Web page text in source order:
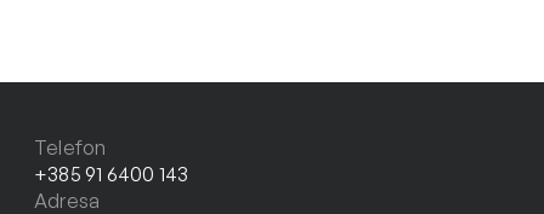
Telefon
+385 91 6400 143
Adresa